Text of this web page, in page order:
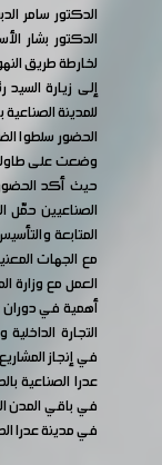
الدكتور سامر
الدكتور بشار
لخارطة طريق
إلى زيارة
للمدينة الصناعية
الحضور سلطوا
وضعت على
حيث أكد الحضور
الصناعيين حمّل
المتابعة
مع الجهات
العمل مع وزارة
أهمية في دوران
عدرا الصناعية
في باقي المدن
في مدينة عدرا